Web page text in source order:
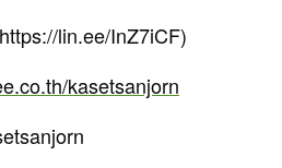
lin.ee/InZ7iCF)
kasetsanjorn